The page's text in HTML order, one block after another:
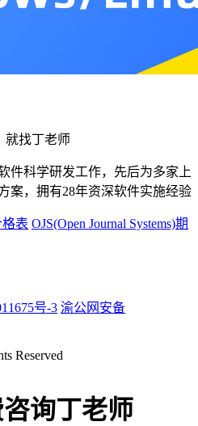
就找丁老师
件科学研发工作，先后为多家上
案，拥有28年资深软件实施经验
表 OJS(Open Journal Systems)期
号-3 渝公网安备
Reserved
询丁老师